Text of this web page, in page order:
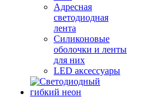
Адресная
светодиодная
лента
Силиконовые
оболочки и ленты
для них
LED аксессуары